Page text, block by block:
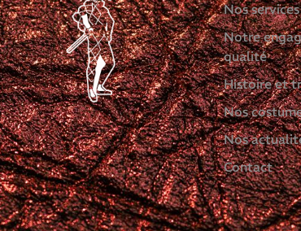
Nos
Notre
qualité
Histoire et
Nos
Nos
Contact